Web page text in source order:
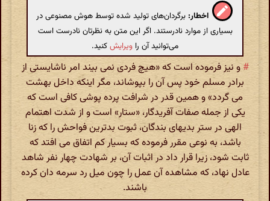
اخطار: برگردان‌های تولید شده توسط هوش مصنوعی در
بسیاری از موارد نادرستند. اگر این متن به نظرتان نادرست است
می‌توانید آن را ویرایشکنید.
# و نیز فرموده است که «هیچ فردی نمی بیند امر ناشایستی از
برادر مسلم خود پس آن را بپوشاند، مگر اینکه داخل بهشت
می گردد» و همین قدر در شرافت پرده پوشی کافی است که
یکی از جمله صفات آفریدگار، «ستار» است و از شدت اهتمام
الهی در ستر بدیهای بندگان، ثبوت بدترین فواحش را که زنا
باشد، به نوعی مقرر فرموده که بسیار کم اتفاق می افتد که
ثابت شود، زیرا قرار داد در اثبات آن، بر شهادت چهار نفر شاهد
عادل نهاد، که مشاهده آن عمل را چون میل رد سرمه دان کرده
باشند.